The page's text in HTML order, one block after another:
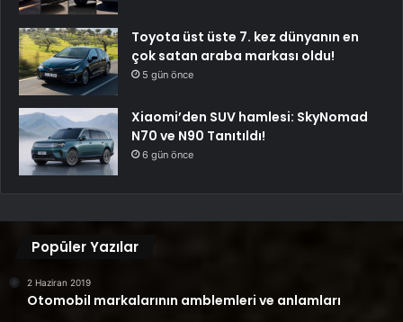
Toyota üst üste 7. kez dünyanın en
çok satan araba markası oldu!
5 gün önce
Xiaomi’den SUV hamlesi: SkyNomad
N70 ve N90 Tanıtıldı!
6 gün önce
Popüler Yazılar
2 Haziran 2019
Otomobil markalarının amblemleri ve anlamları